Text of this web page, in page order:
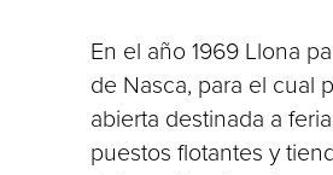
En el año 1969 Llona
de Nasca, para el cual
abierta destinada a
puestos flotantes y